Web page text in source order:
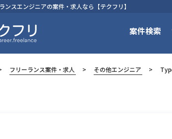
ンスエンジニアの案件・求人なら【テクフリ】
案件検索
フリーランス案件・求人 その他エンジニア